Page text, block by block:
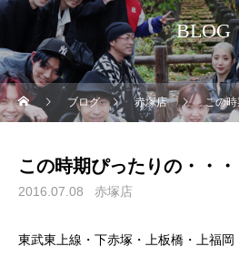
BLOG
ブログ 赤塚店 この
この時期ぴったりの・・・
2016.07.08 赤塚店
東武東上線・下赤塚・上板橋・上福岡